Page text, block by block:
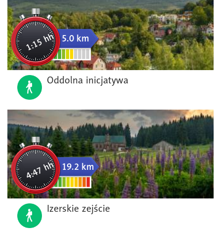
1:15 hh 5.0 km
Oddolna inicjatywa
4:47 hh 19.2 km
Izerskie zejście